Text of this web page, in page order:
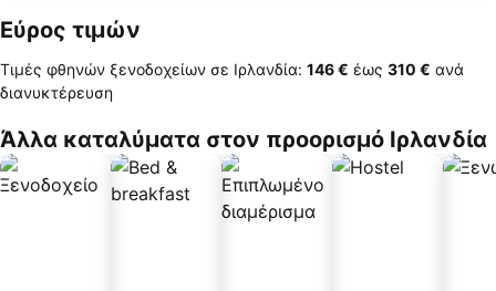
Εύρος τιμών
Τιμές φθηνών ξενοδοχείων σε Ιρλανδία: ‎146 € έως ‎310 € ανά
διανυκτέρευση
Άλλα καταλύματα στον προορισμό Ιρλανδία